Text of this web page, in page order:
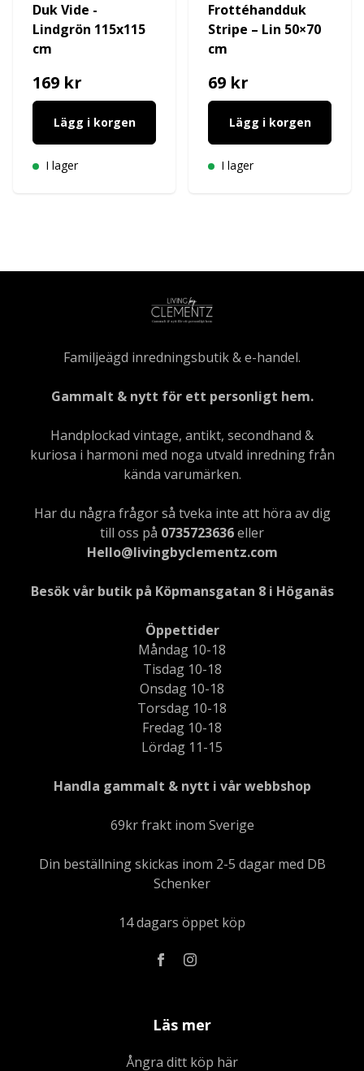
Duk Vide -
Lindgrön 115x115
cm
169 kr
Lägg i korgen
I lager
Frottéhandduk
Stripe – Lin 50×70
cm
69 kr
Lägg i korgen
I lager
Familjeägd inredningsbutik & e-handel.
Gammalt & nytt för ett personligt hem.
Handplockad vintage, antikt, secondhand &
kuriosa i harmoni med noga utvald inredning från
kända varumärken.
Har du några frågor så tveka inte att höra av dig
till oss på 0735723636eller
Hello@livingbyclementz.com
Besök vår butik på Köpmansgatan 8 i Höganäs
Öppettider
Måndag 10-18
Tisdag 10-18
Onsdag 10-18
Torsdag 10-18
Fredag 10-18
Lördag 11-15
Handla gammalt & nytt i vår webbshop
69kr frakt inom Sverige
Din beställning skickas inom 2-5 dagar med DB
Schenker
14 dagars öppet köp
Läs mer
Ångra ditt köp här